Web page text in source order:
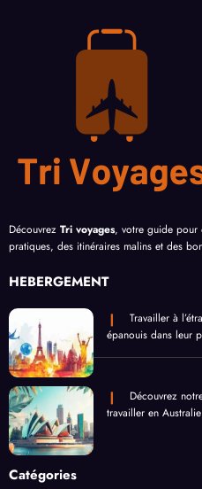
Tri voyages , votre guide pour
pratiques, des itinéraires malins et des
HEBERGEMENT
Catégories
Activités
Actu
Hébergement